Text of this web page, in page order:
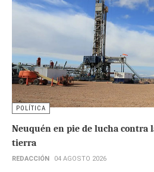
POLÍTICA
Neuquén en pie de lucha contra
tierra
REDACCIÓN 04 AGOSTO 2026